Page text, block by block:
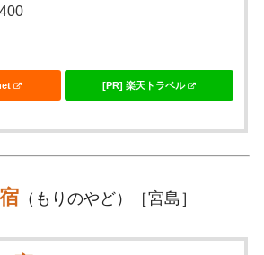
[PR] 楽天トラベル
（もりのやど）［宮島］